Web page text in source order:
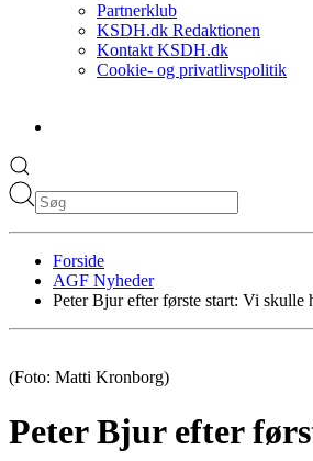
Partnerklub
KSDH.dk Redaktionen
Kontakt KSDH.dk
Cookie- og privatlivspolitik
Forside
AGF Nyheder
Peter Bjur efter første start: Vi skulle
(Foto: Matti Kronborg)
Peter Bjur efter